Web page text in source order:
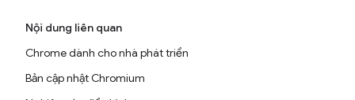
Nội dung liên quan
Chrome dành cho nhà phát triển
Bản cập nhật Chromium